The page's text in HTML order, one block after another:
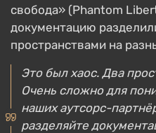
свобода» (Phantom
документацию
пространствами на
Это был хаос. Два
Очень сложно для
наших аутсорс-
разделяйте